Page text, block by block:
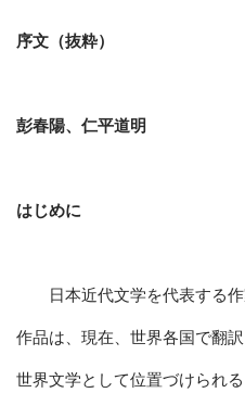
序文（抜粋）
彭春陽、仁平道明
はじめに
日本近代文学を代表する作
作品は、現在、世界各国で翻
世界文学として位置づけられ